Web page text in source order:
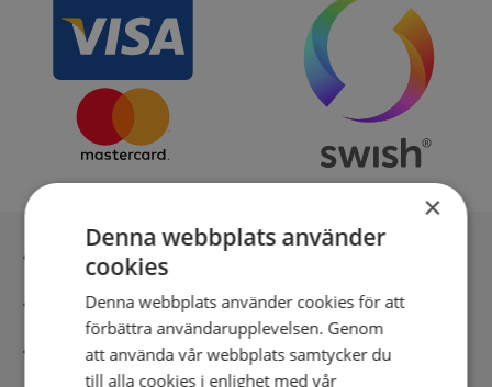
Inga kopior till omfrågad
Säker betalning med stripe
Direkt digital leverans
×
Denna webbplats använder
cookies
Denna webbplats använder cookies för att
förbättra användarupplevelsen. Genom
att använda vår webbplats samtycker du
till alla cookies i enlighet med vår